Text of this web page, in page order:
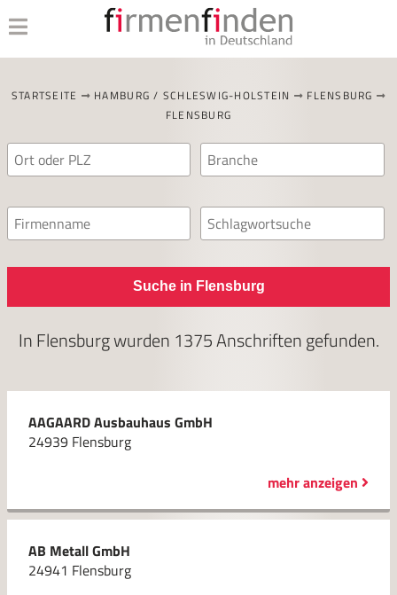
STARTSEITE HAMBURG / SCHLESWIG-HOLSTEIN
FLENSBURG
FLENSBURG
Suche in Flensburg
InFlensburgwurden 1375Anschriften gefunden.
AAGAARD Ausbauhaus GmbH
24939 Flensburg
mehr anzeigen
AB Metall GmbH
24941 Flensburg